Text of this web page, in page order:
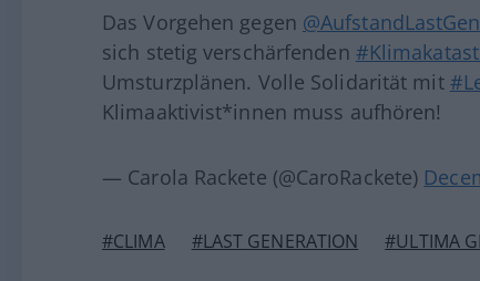
Das Vorgehen gegen @AufstandLastGen
sich stetig verschärfenden
Umsturzplänen. Volle Solidarität mit
Klimaaktivist*innen muss aufhören!
— Carola Rackete (@CaroRackete)
#CLIMA #LAST GENERATION #ULTIMA